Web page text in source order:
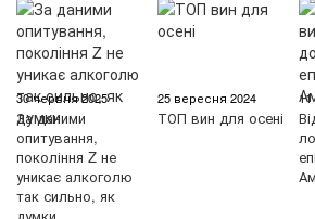
30 червня 2025
За даними
опитування,
покоління Z не
уникає алкоголю
так сильно, як
25 вересня 2024
ТОП вин для осені